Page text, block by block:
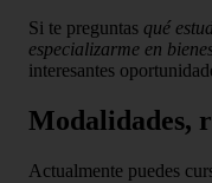
Si te preguntas qué
especializarme en
interesantes
Modalidades,
Actualmente puedes